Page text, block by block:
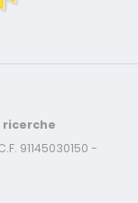
ricerche
91145030150 -